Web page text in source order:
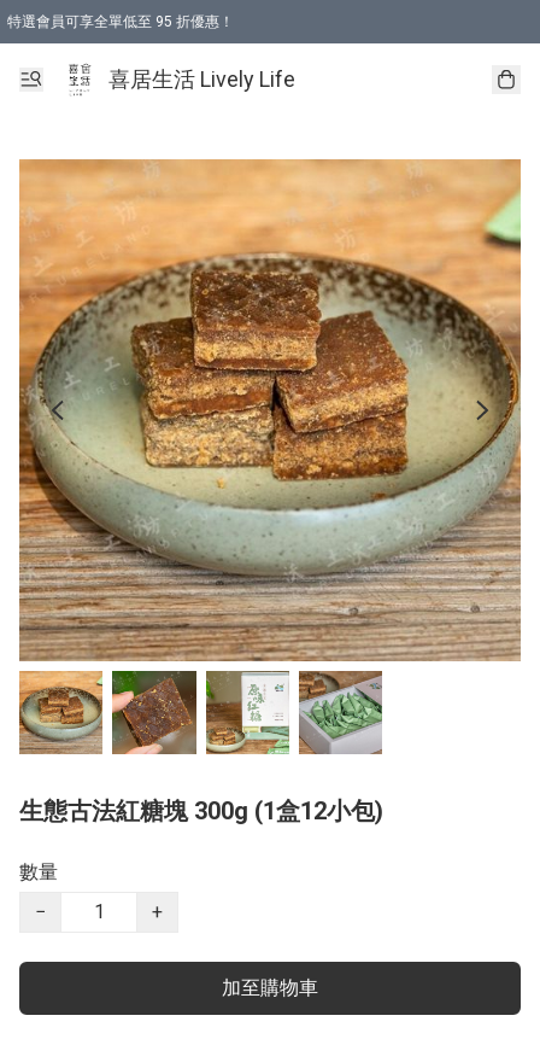
特選會員可享全單低至 95 折優惠！
購物折後滿$600免運費優惠 (減價貨品除外）
購物折後滿$320 即可免費於「順豐站」或「順豐智能櫃」自提點取貨 （冷凍食品
喜居生活 Lively Life
生態古法紅糖塊 300g (1盒12小包)
數量
−
+
加至購物車